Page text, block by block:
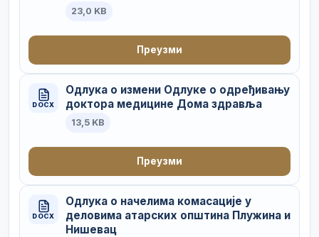
23,0 KB
Преузми
DOCX
Одлука о измени Одлуке о одређивању
доктора медицине Дома здравља
13,5 KB
Преузми
DOCX
Одлука о начелима комасације у
деловима атарских општина Плужина и
Нишевац